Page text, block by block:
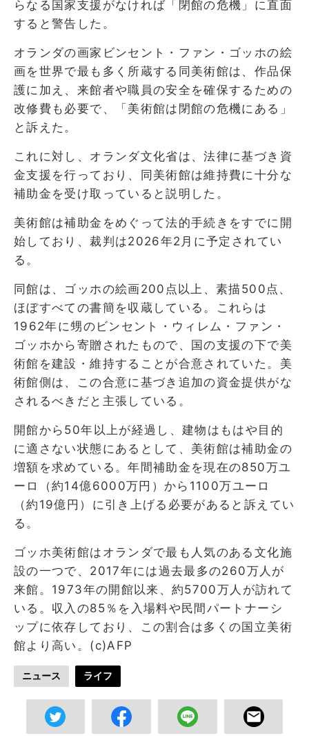
らなる国家支援がなければ「閉館の危機」に直面
すると警告した。
オランダの画家ビンセント・ファン・ゴッホの絵
画を世界で最も多く所蔵する同美術館は、作品保
護に加え、来館者や職員の安全を確保するための
改修費も必要で、「美術館は閉館の危機にある」
と訴えた。
これに対し、オランダ文化省は、法律に基づき資
金支援を行っており、同美術館は維持費に十分な
補助金を受け取っていると説明した。
美術館は補助金をめぐって法的手続きをすでに開
始しており、裁判は2026年2月に予定されてい
る。
同館は、ゴッホの絵画200点以上、素描500点、
ほぼすべての書簡を収蔵している。これらは
1962年に甥のビンセント・ウィレム・ファン・
ゴッホから寄贈されたもので、国の支援の下で美
術館を建設・維持することが合意されていた。美
術館側は、この合意に基づき追加の資金提供がな
されるべきだと主張している。
開館から50年以上が経過し、建物はもはや目的
に適さない状態にあるとして、美術館は補助金の
増額を求めている。年間補助金を現在の850万ユ
ーロ（約14億6000万円）から1100万ユーロ
（約19億円）に引き上げる必要があると訴えてい
る。
ゴッホ美術館はオランダで最も人気のある文化施
設の一つで、2017年には過去最多の260万人が
来館。1973年の開館以来、約5700万人が訪れて
いる。収入の85％を入場料や民間パートナーシ
ップに依存しており、この割合は多くの国立美術
館より高い。(c)AFP
ニュース ライフ